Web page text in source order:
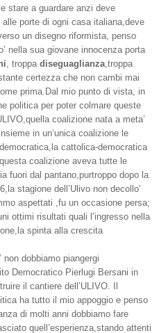
stare a guardare anzi deve
porte di ogni casa italiana,deve
un disegno riformista, penso
nella sua giovane innocenza porta
, troppa diseguaglianza,troppa
certezza che non cambi mai
prima.Dal mio punto di vista, in
politica per poter colmare queste
coalizione nata a meta’
in un‘unica coalizione le
cattolica-democratica
coalizione aveva tutte le
fuori dal pantano,purtroppo dopo la
stagione dell’Ulivo non decollo’
aspettati ,fu un occasione persa;
ottimi risultati quali l’ingresso nella
spinta alla crescita
non dobbiamo piangergi
Democratico Pierlugi Bersani in
il cantiere dell’ULIVO. Il
ha tutto il mio appoggio e penso
di molti anni dobbiamo fare
quell’esperienza,stando attenti